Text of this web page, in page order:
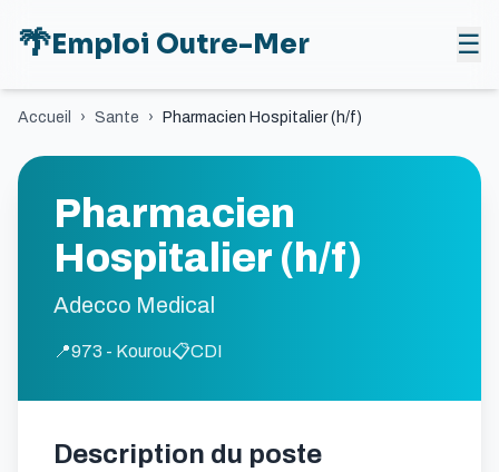
🌴Emploi Outre-Mer ☰
Accueil › Sante › Pharmacien Hospitalier (h/f)
Pharmacien
Hospitalier (h/f)
Adecco Medical
📍973 - Kourou📋CDI
Description du poste